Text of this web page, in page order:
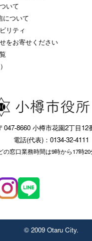
いて
について
リティ
をお寄せください
047-8660 小樽市花園2丁目12
電話(代表)：0134-32-4111
の窓口業務時間は9時から17時20
© 2009 Otaru City.